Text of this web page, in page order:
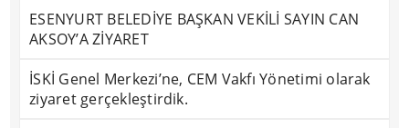
ESENYURT BELEDİYE BAŞKAN VEKİLİ SAYIN CAN
AKSOY’A ZİYARET
İSKİ Genel Merkezi’ne, CEM Vakfı Yönetimi olarak
ziyaret gerçekleştirdik.